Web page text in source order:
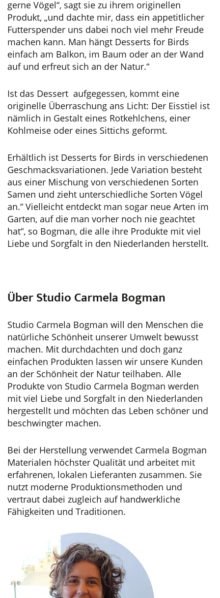
gerne Vögel“, sagt sie zu ihrem originellen
Produkt, „und dachte mir, dass ein appetitlicher
Futterspender uns dabei noch viel mehr Freude
machen kann. Man hängt Desserts for Birds
einfach am Balkon, im Baum oder an der Wand
auf und erfreut sich an der Natur.“
Ist das Dessert aufgegessen, kommt eine
originelle Überraschung ans Licht: Der Eisstiel ist
nämlich in Gestalt eines Rotkehlchens, einer
Kohlmeise oder eines Sittichs geformt.
Erhältlich ist Desserts for Birds in verschiedenen
Geschmacksvariationen. Jede Variation besteht
aus einer Mischung von verschiedenen Sorten
Samen und zieht unterschiedliche Sorten Vögel
an.“ Vielleicht entdeckt man sogar neue Arten im
Garten, auf die man vorher noch nie geachtet
hat“, so Bogman, die alle ihre Produkte mit viel
Liebe und Sorgfalt in den Niederlanden herstellt.
Über Studio Carmela Bogman
Studio Carmela Bogman will den Menschen die
natürliche Schönheit unserer Umwelt bewusst
machen. Mit durchdachten und doch ganz
einfachen Produkten lassen wir unsere Kunden
an der Schönheit der Natur teilhaben. Alle
Produkte von Studio Carmela Bogman werden
mit viel Liebe und Sorgfalt in den Niederlanden
hergestellt und möchten das Leben schöner und
beschwingter machen.
Bei der Herstellung verwendet Carmela Bogman
Materialen höchster Qualität und arbeitet mit
erfahrenen, lokalen Lieferanten zusammen. Sie
nutzt moderne Produktionsmethoden und
vertraut dabei zugleich auf handwerkliche
Fähigkeiten und Traditionen.